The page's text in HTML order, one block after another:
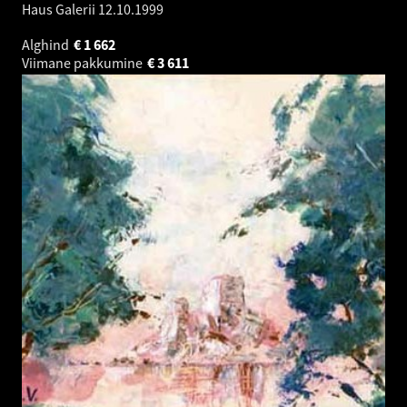
Haus Galerii 12.10.1999
Alghind
1 662
€
Viimane pakkumine
3 611
€